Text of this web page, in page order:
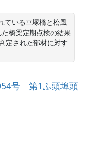
ている車塚橋と松風
橋梁定期点検の結果
定された部材に対す
号 第1ふ頭埠頭